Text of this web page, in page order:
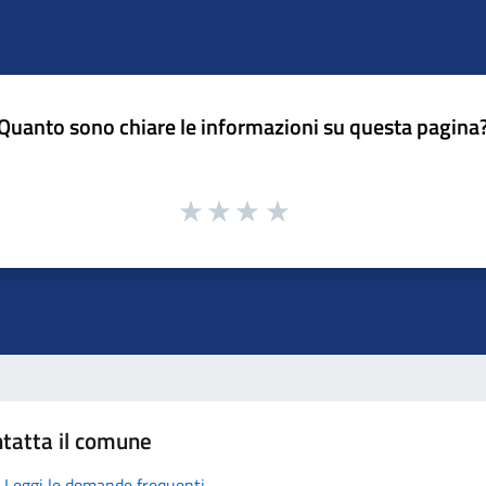
sono chiare le informazioni su questa
il comune